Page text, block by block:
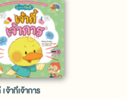
จ้ากี้เจ้าการ